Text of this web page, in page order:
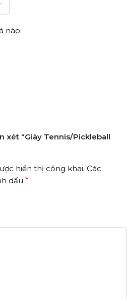
nào.
xét “Giày Tennis/Pickleball
hiển thị công khai. Các
dấu *